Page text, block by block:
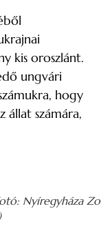
kis oroszlánt.
ungvári
hogy
állat számára,
Nyíregyháza